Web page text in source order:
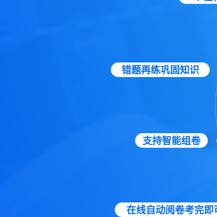
错题再练巩固知识
支持智能组卷
在线自动阅卷考完